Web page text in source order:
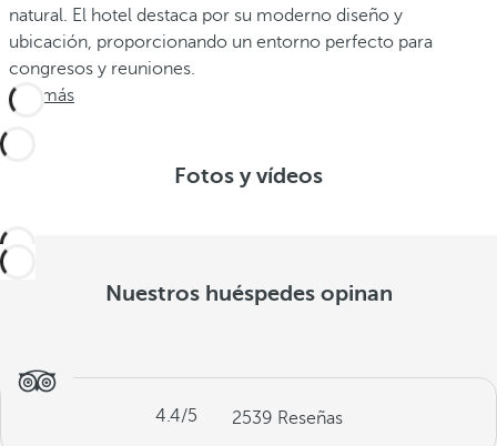
natural. El hotel destaca por su moderno diseño y
ubicación, proporcionando un entorno perfecto para
congresos y reuniones.
Ver más
Fotos y vídeos
Nuestros huéspedes opinan
4.4/5 2539 Reseñas